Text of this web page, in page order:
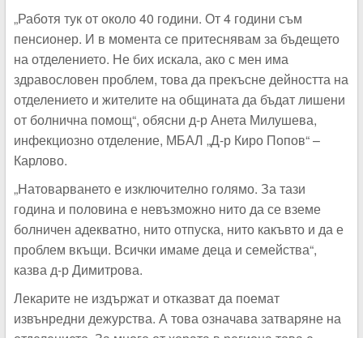
„Работя тук от около 40 години. От 4 години съм
пенсионер. И в момента се притеснявам за бъдещето
на отделението. Не бих искала, ако с мен има
здравословен проблем, това да прекъсне дейността на
отделението и жителите на общината да бъдат лишени
от болнична помощ“, обясни д-р Анета Милушева,
инфекциозно отделение, МБАЛ „Д-р Киро Попов“ –
Карлово.
„Натоварването е изключително голямо. За тази
година и половина е невъзможно нито да се вземе
болничен адекватно, нито отпуска, нито какъвто и да е
проблем вкъщи. Всички имаме деца и семейства“,
казва д-р Димитрова.
Лекарите не издържат и отказват да поемат
извънредни дежурства. А това означава затваряне на